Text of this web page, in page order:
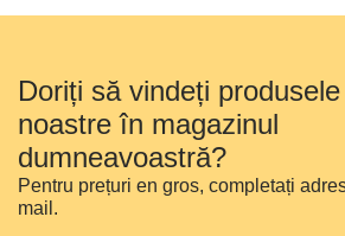
Doriți să vindeți produsele
noastre în magazinul
dumneavoastră?
Pentru prețuri en gros, completați
mail.